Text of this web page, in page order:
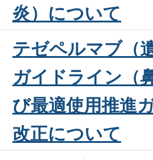
炎）について
テゼペルマブ（
ガイドライン（
び最適使用推進
改正について